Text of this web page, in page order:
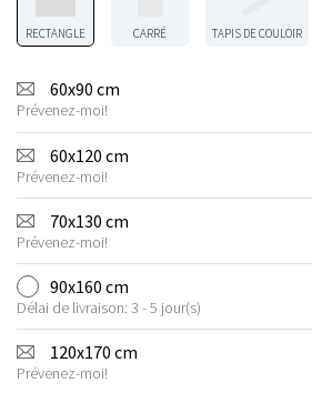
RECTANGLE CARRÉ TAPIS DE COULOIR
60x90 cm
Prévenez-moi!
60x120 cm
Prévenez-moi!
70x130 cm
Prévenez-moi!
90x160 cm
Délai de livraison: 3 - 5 jour(s)
120x170 cm
Prévenez-moi!